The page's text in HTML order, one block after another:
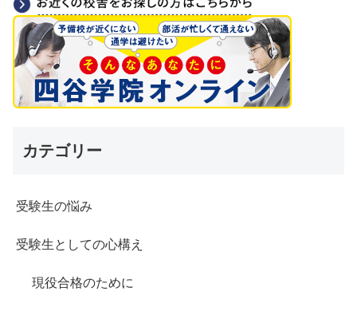
カテゴリー
受験生の悩み
受験生としての心構え
現役合格のために